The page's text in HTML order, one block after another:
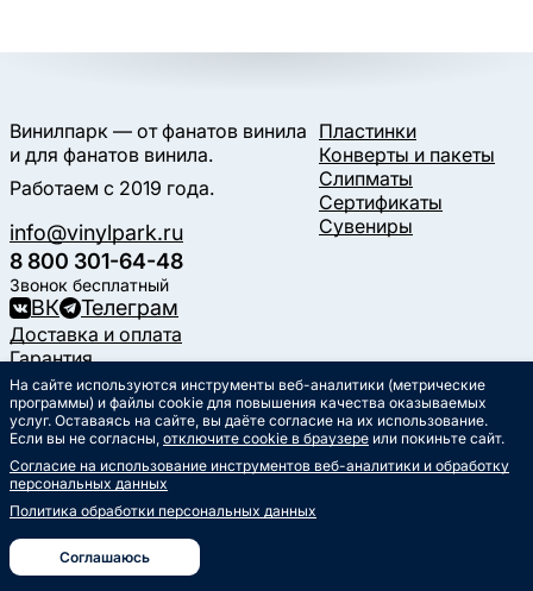
Винилпарк — от фанатов винила
и для фанатов винила.
Работаем с 2019 года.
info@vinylpark.ru
8 800 301-64-48
Звонок бесплатный
ВК Телеграм
Пластинки
Конверты и пакеты
Слипматы
Сертификаты
Сувениры
Доставка и оплата
Гарантия
Контакты
Статьи
Музыкальный календарь
Документы
Публичная оферта
Политика обработки
Согласие на обработкуперсональных данных
На сайте используются инструменты веб-аналитики (метрические
программы) и файлы cookie для повышения качества оказываемых
услуг. Оставаясь на сайте, вы даёте согласие на их использование.
Если вы не согласны, отключите cookie в браузере или покиньте сайт.
Согласие на использование инструментов веб-аналитики и обработку
персональных данных
Политика обработки персональных данных
Соглашаюсь